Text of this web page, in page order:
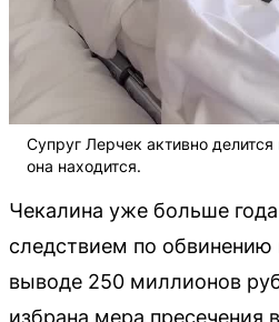
Супруг Лерчек активно
она находится.
Чекалина уже больше
следствием по обвинению
выводе 250 миллионов
избрана мера пресечения